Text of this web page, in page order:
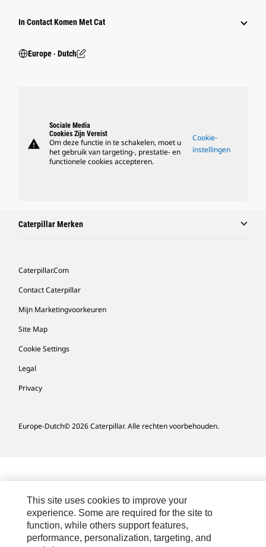
In Contact Komen Met Cat
Europe ‧ Dutch
warning
Sociale Media
Cookies Zijn Vereist
Om deze functie in te schakelen, moet u
het gebruik van targeting-, prestatie- en
functionele cookies accepteren.
Cookie-
instellingen
Caterpillar Merken
Caterpillar.com
Contact Caterpillar
Mijn Marketingvoorkeuren
Site Map
Cookie Settings
Legal
Privacy
Europe-Dutch© 2026 Caterpillar. Alle rechten voorbehouden.
This site uses cookies to improve your
experience. Some are required for the site to
function, while others support features,
performance, personalization, targeting, and